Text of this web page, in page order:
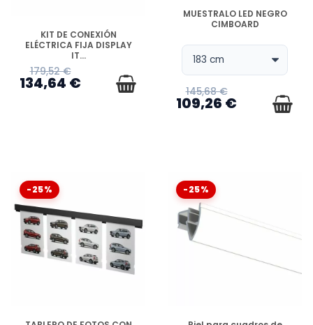
DISPONIBLE
KIT DE CONEXIÓN
ELÉCTRICA FIJA DISPLAY
IT...
179,52 €
134,64 €
DISPONIBLE
MUESTRALO LED NEGRO
CIMBOARD
145,68 €
109,26 €
-25%
DISPONIBLE
-25%
DISPONIBLE